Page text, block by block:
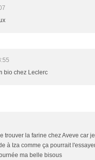
bio chez Leclerc
trouver la farine chez Aveve car
à Iza comme ça pourrait
ma belle bisous